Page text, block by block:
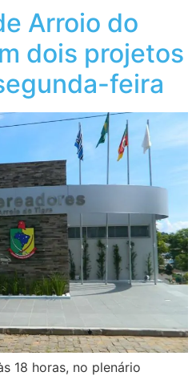
Arroio do
dois projetos
feira
18 horas, no plenário